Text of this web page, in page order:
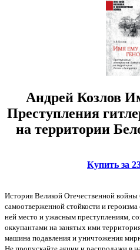
Андрей Козлов
Преступления
на территории
Купить за
История Великой Отечественной войны
самоотверженной стойкости и героизма
ней место и ужасным преступлениям,
оккупантами на занятых ими
машина подавления и уничтожения